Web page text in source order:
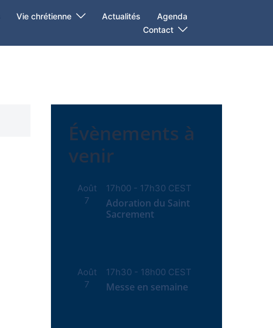
Vie chrétienne Actualités
Agenda
Contact
Évènements à
venir
Août
7
17h00 - 17h30 CEST
Adoration du Saint
Sacrement
Août
7
17h30 - 18h00 CEST
Messe en semaine